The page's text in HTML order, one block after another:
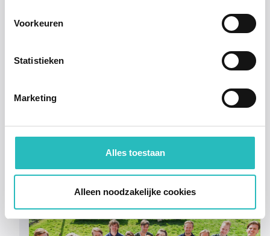
Voorkeuren
Statistieken
Marketing
Alles toestaan
Alleen noodzakelijke cookies
Kom kennis maken, koffie / thee?
Meernieuws